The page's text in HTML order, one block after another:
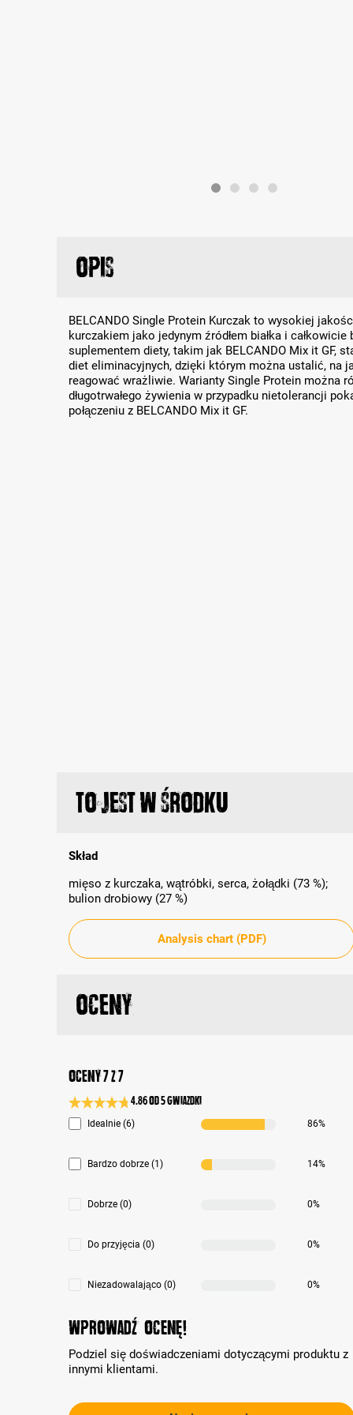
Opis
BELCANDO Single Protein Kurczak to wysokiej
kurczakiem jako jedynym źródłem białka i całkowicie
suplementem diety, takim jak BELCANDO Mix it GF,
diet eliminacyjnych, dzięki którym można ustalić, na
reagować wrażliwie. Warianty Single Protein można
długotrwałego żywienia w przypadku nietolerancji
połączeniu z BELCANDO Mix it GF.
To jest w środku
Skład
mięso z kurczaka, wątróbki, serca, żołądki (73 %);
bulion drobiowy (27 %)
Analysis chart (PDF)
Oceny
Oceny 7 z 7
Średnia ocena 4.8 z 5 gwiazdek
4.86 od 5 Gwiazdki
Idealnie (6) 86%
Bardzo dobrze (1) 14%
Dobrze (0) 0%
Do przyjęcia (0) 0%
Niezadowalająco (0) 0%
Wprowadź ocenę!
Podziel się doświadczeniami dotyczącymi produktu z
innymi klientami.